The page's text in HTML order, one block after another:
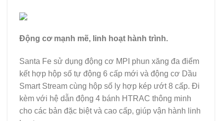
Động cơ mạnh mẽ, linh hoạt hành trình.
Santa Fe sử dụng động cơ MPI phun xăng đa điểm
kết hợp hộp số tự động 6 cấp mới và động cơ Dầu
Smart Stream cùng hộp số ly hợp kép ướt 8 cấp. Đi
kèm với hệ dẫn động 4 bánh HTRAC thông minh
cho các bản đặc biệt và cao cấp, giúp vận hành linh